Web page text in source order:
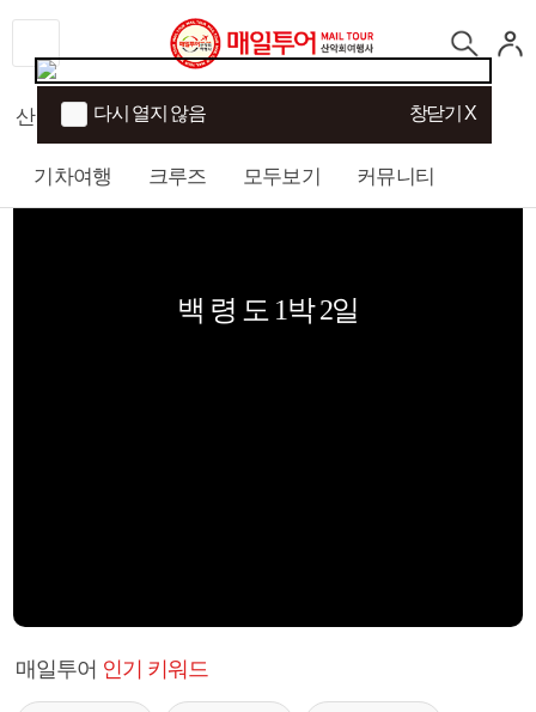
산행 섬/트래킹
기차여행 크루즈 모두보기 커뮤니티
백 령 도 1박 2일
매일투어 인기 키워드
다시 열지 않음 창닫기 X